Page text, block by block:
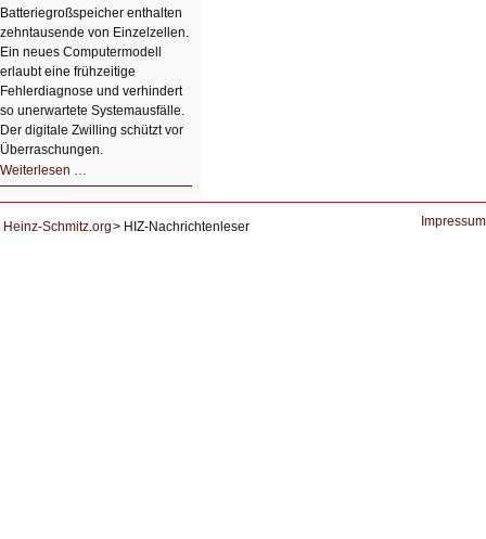
von
Studierenden
Batteriegroßspeicher enthalten
zehntausende von Einzelzellen.
Ein neues Computermodell
erlaubt eine frühzeitige
Fehlerdiagnose und verhindert
so unerwartete Systemausfälle.
Der digitale Zwilling schützt vor
Überraschungen.
Weiterlesen …
für
Zukunft.
Heinz-Schmitz.org HIZ-Nachrichtenleser Impressum